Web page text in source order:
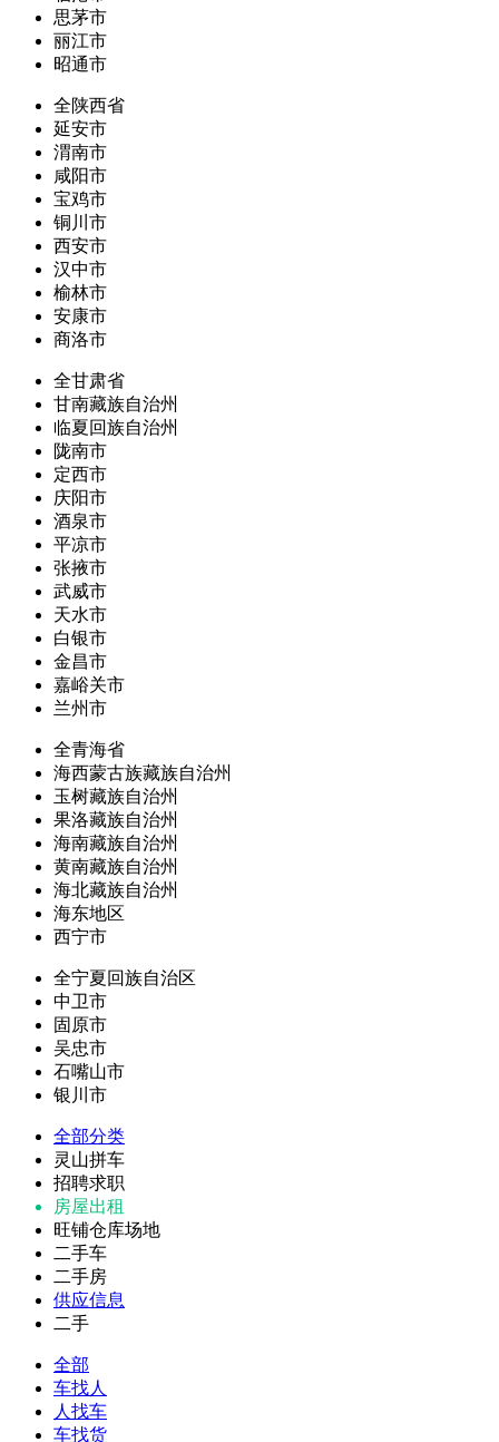
思茅市
丽江市
昭通市
全陕西省
延安市
渭南市
咸阳市
宝鸡市
铜川市
西安市
汉中市
榆林市
安康市
商洛市
全甘肃省
甘南藏族自治州
临夏回族自治州
陇南市
定西市
庆阳市
酒泉市
平凉市
张掖市
武威市
天水市
白银市
金昌市
嘉峪关市
兰州市
全青海省
海西蒙古族藏族自治州
玉树藏族自治州
果洛藏族自治州
海南藏族自治州
黄南藏族自治州
海北藏族自治州
海东地区
西宁市
全宁夏回族自治区
中卫市
固原市
吴忠市
石嘴山市
银川市
全部分类
灵山拼车
招聘求职
房屋出租
旺铺仓库场地
二手车
二手房
供应信息
二手
全部
车找人
人找车
车找货